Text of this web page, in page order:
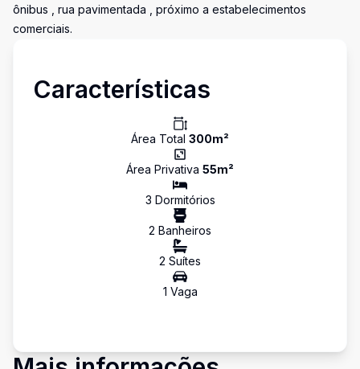
ônibus , rua pavimentada , próximo a estabelecimentos
comerciais.
Características
Área Total 300m²
Área Privativa 55m²
3 Dormitórios
2 Banheiros
2 Suítes
1 Vaga